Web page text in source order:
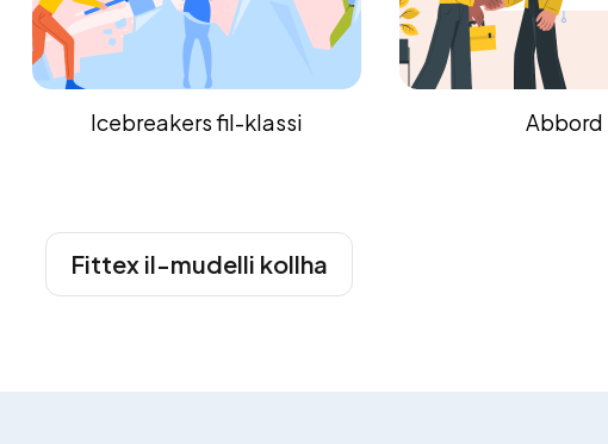
Abbord Bini tat-tim
Fittex il-mudelli kollha